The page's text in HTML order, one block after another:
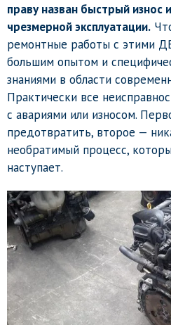
праву назван быстрый износ
чрезмерной эксплуатации.
ремонтные работы с этими
большим опытом и
знаниями в области
Практически все
с авариями или износом.
предотвратить, второе —
необратимый процесс,
наступает.